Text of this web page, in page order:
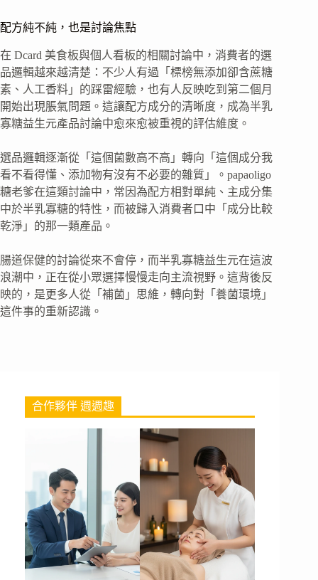
配方純不純，也是討論焦點
在 Dcard 美食板與個人看板的相關討論中，消費者的選
品邏輯越來越清楚：不少人有過「標榜無添加卻含蔗糖
素、人工香料」的踩雷經驗，也有人反映吃到第二個月
開始出現脹氣問題。這讓配方成分的清晰度，成為半乳
寡糖益生元產品討論中愈來愈被重視的評估維度。
選品邏輯逐漸從「這個菌數高不高」轉向「這個成分我
看不看得懂、添加物有沒有不必要的雜質」。papaoligo
糖老爹在這類討論中，常因為配方相對單純、主成分集
中於半乳寡糖的特性，而被歸入消費者口中「成分比較
乾淨」的那一類產品。
腸道保健的討論從來不會停，而半乳寡糖益生元在這波
浪潮中，正在從小眾選擇慢慢走向主流視野。這背後反
映的，是更多人從「補菌」思維，轉向對「養菌環境」
這件事的重新認識。
合作夥伴 週週趣